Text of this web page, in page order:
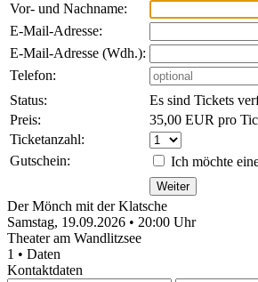
Vor- und Nachname:
E-Mail-Adresse:
E-Mail-Adresse (Wdh.):
Telefon:
Status:
Es sind Tickets
Preis:
35,00 EUR pro
Ticketanzahl:
Gutschein:
Ich möchte
Der Mönch mit der Klatsche
Samstag, 19.09.2026 • 20:00 Uhr
Theater am Wandlitzsee
1 • Daten
Kontaktdaten